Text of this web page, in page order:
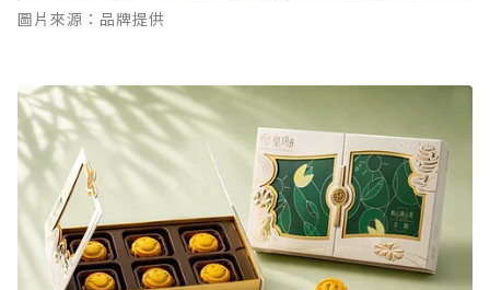
圖片來源：品牌提供